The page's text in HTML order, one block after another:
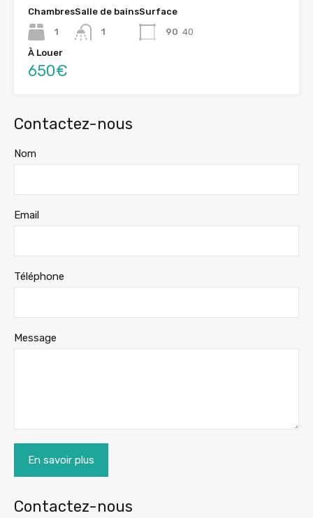
Chambres
1
Salle de bains
1
Surface
90 40
À Louer
650€
Contactez-nous
Nom
Email
Téléphone
Message
Contactez-nous